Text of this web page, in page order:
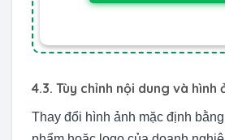
4.3. Tùy chỉnh nội dung và hình
Thay đổi hình ảnh mặc định